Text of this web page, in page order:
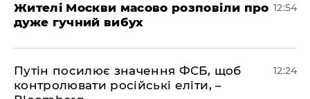
Жителі Москви масово розповіли про
дуже гучний вибух
12:54
Путін посилює значення ФСБ, щоб
контролювати російські еліти, –
12:24